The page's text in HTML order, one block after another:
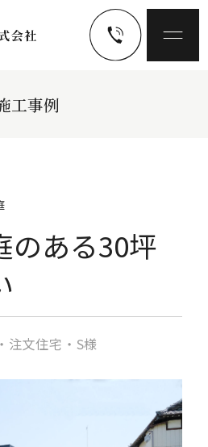
工事例
のある30坪
注文住宅・S様